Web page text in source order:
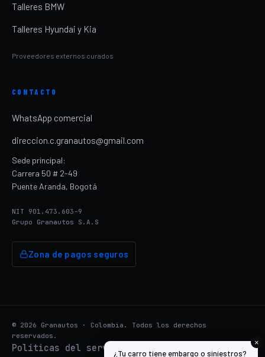
Talleres BMW
Talleres Hyundai y Kia
Proveedores externos curados
CONTACTO
WhatsApp comercial
direccion.c.granautos@gmail.com
Sede principal:
Carrera 50 # 2-49
Puente Aranda, Bogotá
NIT 901.473.603-9
Grupo Granautos S.A.S
Zona de pagos seguros
© 2026 Granautos · Colombia. Todos los derechos
reservados.
Políticas del servicio ×
¿Tu carro tiene embargo o siniestros?